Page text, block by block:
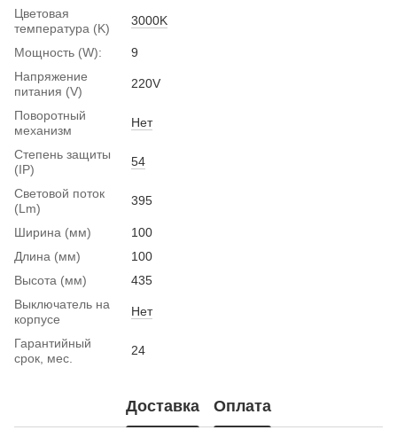
Цветовая
температура (K)
3000K
Мощность (W):
9
Напряжение
питания (V)
220V
Поворотный
механизм
Нет
Степень защиты
(IP)
54
Световой поток
(Lm)
395
Ширина (мм)
100
Длина (мм)
100
Высота (мм)
435
Выключатель на
корпусе
Нет
Гарантийный
срок, мес.
24
Доставка Оплата